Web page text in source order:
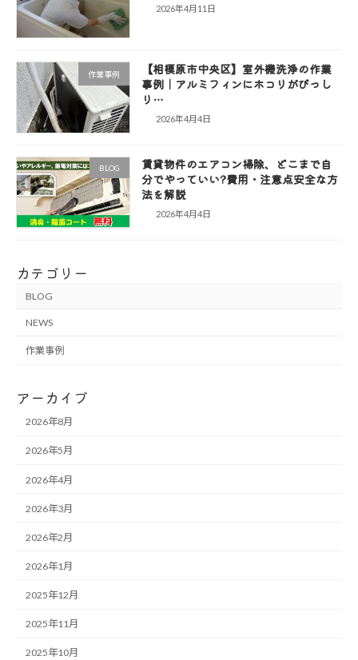
2026年4月11日
作業事例
【相模原市中央区】室外機洗浄の作業
事例｜アルミフィンにホコリがびっし
り…
2026年4月4日
BLOG
賃貸物件のエアコン掃除、どこまで自
分でやっていい?費用・注意点安全な方
法を解説
2026年4月4日
カテゴリー
BLOG
NEWS
作業事例
アーカイブ
2026年8月
2026年5月
2026年4月
2026年3月
2026年2月
2026年1月
2025年12月
2025年11月
2025年10月